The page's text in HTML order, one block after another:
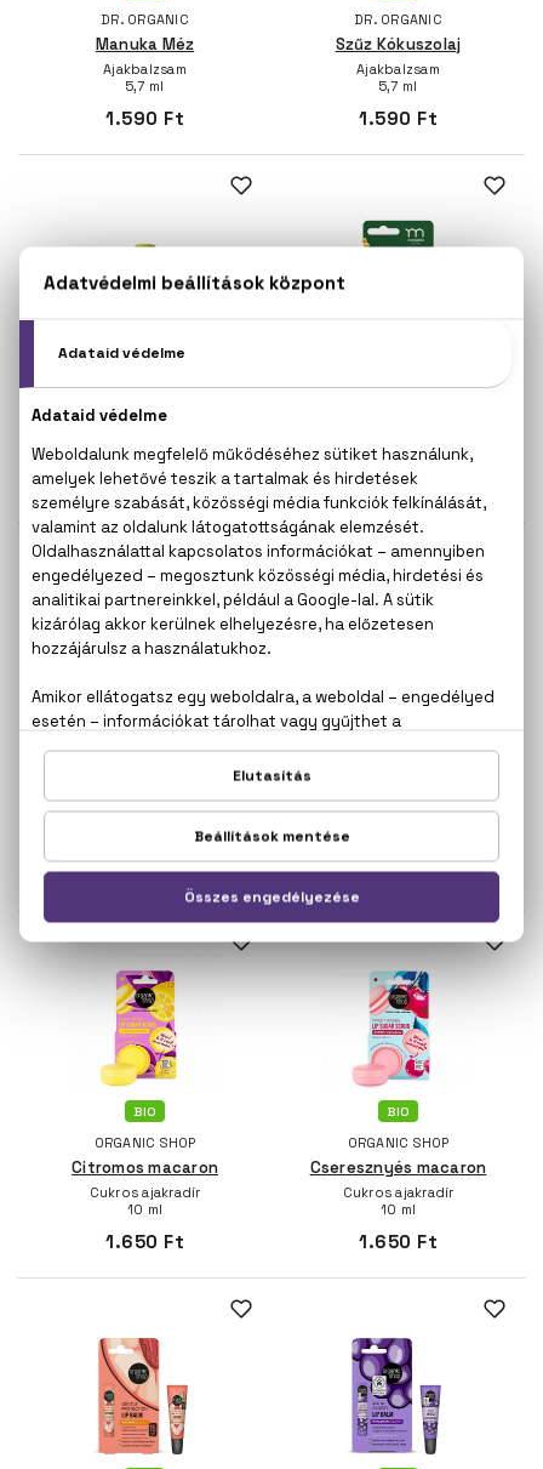
DR. ORGANIC
Manuka Méz
Ajakbalzsam
5,7 ml
1.590 Ft
DR. ORGANIC
Szűz Kókuszolaj
Ajakbalzsam
5,7 ml
1.590 Ft
BIO
DR. ORGANIC
Teafa
5,7 ml
1.590 Ft
MARGARITA
3,7 g
1.190 Ft
BIO
MARGARITA
Homoktövis-kivonatos
Védő ajakbalzsam
BIO
NATURA SIBERICA
C-Berrica C + CICA Vitamin
Splash
1.750 Ft
BIO
ORGANIC SHOP
Citromos macaron
Cukros ajakradír
10 ml
1.650 Ft
BIO
ORGANIC SHOP
Cseresznyés macaron
Cukros ajakradír
10 ml
1.650 Ft